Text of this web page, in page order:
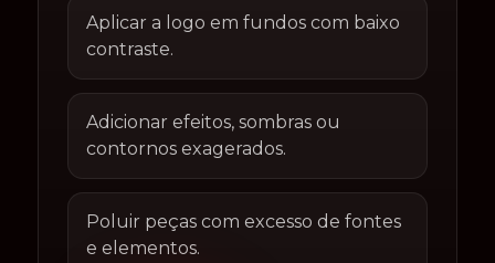
Aplicar a logo em fundos com baixo
contraste.
Adicionar efeitos, sombras ou
contornos exagerados.
Poluir peças com excesso de fontes
e elementos.